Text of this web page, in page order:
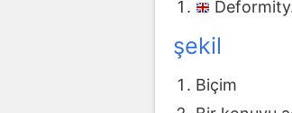
şekil
Biçim